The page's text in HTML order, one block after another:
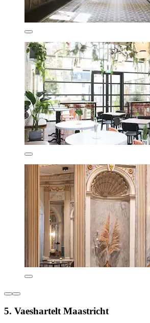
5. Vaeshartelt Maastricht